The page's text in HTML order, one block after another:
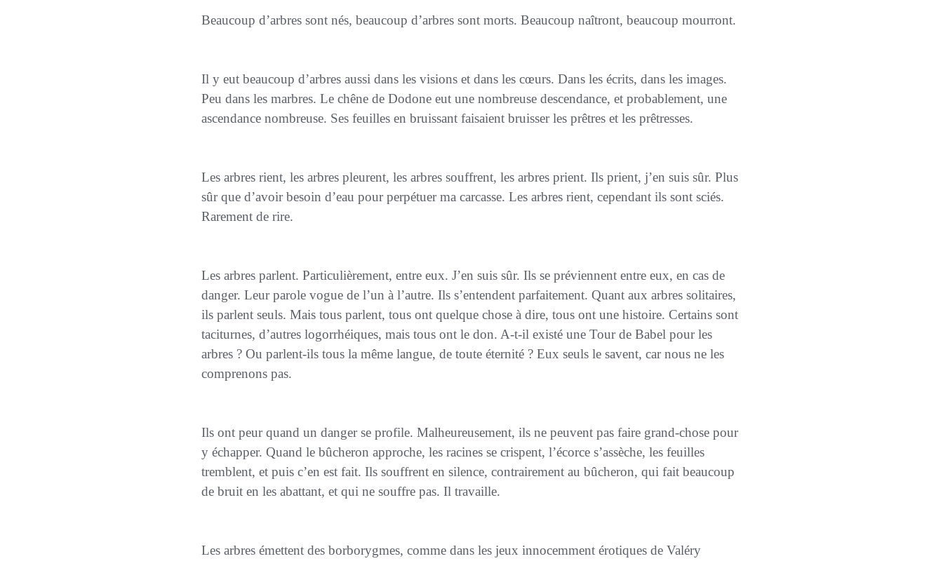
Beaucoup d’arbres sont nés, beaucoup d’arbres sont morts. Beaucoup naîtront, beaucoup mourront.
Il y eut beaucoup d’arbres aussi dans les visions et dans les cœurs. Dans les écrits, dans les images.
Peu dans les marbres. Le chêne de Dodone eut une nombreuse descendance, et probablement, une
ascendance nombreuse. Ses feuilles en bruissant faisaient bruisser les prêtres et les prêtresses.
Les arbres rient, les arbres pleurent, les arbres souffrent, les arbres prient. Ils prient, j’en suis sûr. Plus
sûr que d’avoir besoin d’eau pour perpétuer ma carcasse. Les arbres rient, cependant ils sont sciés.
Rarement de rire.
Les arbres parlent. Particulièrement, entre eux. J’en suis sûr. Ils se préviennent entre eux, en cas de
danger. Leur parole vogue de l’un à l’autre. Ils s’entendent parfaitement. Quant aux arbres solitaires,
ils parlent seuls. Mais tous parlent, tous ont quelque chose à dire, tous ont une histoire. Certains sont
taciturnes, d’autres logorrhéiques, mais tous ont le don. A-t-il existé une Tour de Babel pour les
arbres ? Ou parlent-ils tous la même langue, de toute éternité ? Eux seuls le savent, car nous ne les
comprenons pas.
Ils ont peur quand un danger se profile. Malheureusement, ils ne peuvent pas faire grand-chose pour
y échapper. Quand le bûcheron approche, les racines se crispent, l’écorce s’assèche, les feuilles
tremblent, et puis c’en est fait. Ils souffrent en silence, contrairement au bûcheron, qui fait beaucoup
de bruit en les abattant, et qui ne souffre pas. Il travaille.
Les arbres émettent des borborygmes, comme dans les jeux innocemment érotiques de Valéry